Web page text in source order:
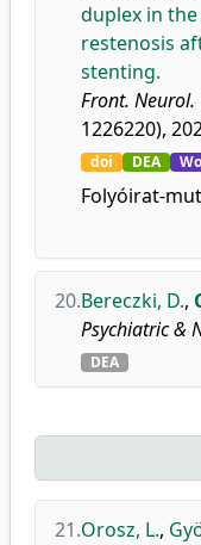
duplex in
restenosis
stenting.
Front. Neurol.
1226220),
doi DEA
Folyóirat-
20.Bereczki, D.,
Psychiatric &
DEA
21.Orosz, L.,